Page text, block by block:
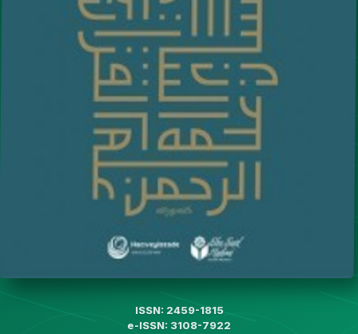
ISSN: 2459-1815
e-ISSN: 3108-7922